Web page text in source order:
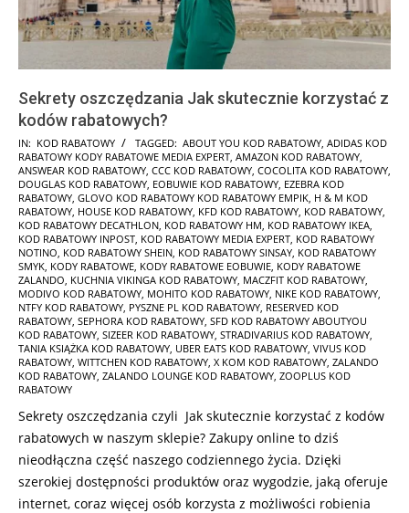
Sekrety oszczędzania Jak skutecznie korzystać z
kodów rabatowych?
2025-
01-
24
IN: KOD RABATOWY TAGGED: ABOUT YOU KOD RABATOWY, ADIDAS KOD
RABATOWY KODY RABATOWE MEDIA EXPERT, AMAZON KOD RABATOWY,
ANSWEAR KOD RABATOWY, CCC KOD RABATOWY, COCOLITA KOD RABATOWY,
DOUGLAS KOD RABATOWY, EOBUWIE KOD RABATOWY, EZEBRA KOD
RABATOWY, GLOVO KOD RABATOWY KOD RABATOWY EMPIK, H & M KOD
RABATOWY, HOUSE KOD RABATOWY, KFD KOD RABATOWY, KOD RABATOWY,
KOD RABATOWY DECATHLON, KOD RABATOWY HM, KOD RABATOWY IKEA,
KOD RABATOWY INPOST, KOD RABATOWY MEDIA EXPERT, KOD RABATOWY
NOTINO, KOD RABATOWY SHEIN, KOD RABATOWY SINSAY, KOD RABATOWY
SMYK, KODY RABATOWE, KODY RABATOWE EOBUWIE, KODY RABATOWE
ZALANDO, KUCHNIA VIKINGA KOD RABATOWY, MACZFIT KOD RABATOWY,
MODIVO KOD RABATOWY, MOHITO KOD RABATOWY, NIKE KOD RABATOWY,
NTFY KOD RABATOWY, PYSZNE PL KOD RABATOWY, RESERVED KOD
RABATOWY, SEPHORA KOD RABATOWY, SFD KOD RABATOWY ABOUTYOU
KOD RABATOWY, SIZEER KOD RABATOWY, STRADIVARIUS KOD RABATOWY,
TANIA KSIĄŻKA KOD RABATOWY, UBER EATS KOD RABATOWY, VIVUS KOD
RABATOWY, WITTCHEN KOD RABATOWY, X KOM KOD RABATOWY, ZALANDO
KOD RABATOWY, ZALANDO LOUNGE KOD RABATOWY, ZOOPLUS KOD
RABATOWY
Sekrety oszczędzania czyli Jak skutecznie korzystać z kodów
rabatowych w naszym sklepie? Zakupy online to dziś
nieodłączna część naszego codziennego życia. Dzięki
szerokiej dostępności produktów oraz wygodzie, jaką oferuje
internet, coraz więcej osób korzysta z możliwości robienia